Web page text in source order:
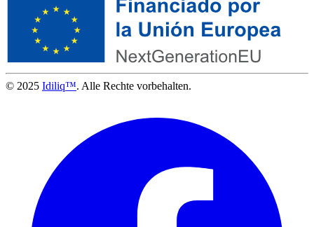
© 2025 Idiliq™. Alle Rechte vorbehalten.